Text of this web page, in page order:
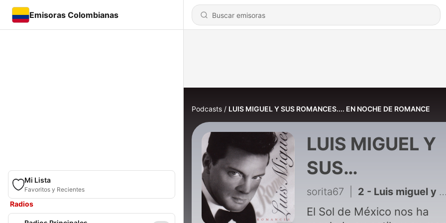
Emisoras Colombianas
Mi Lista
Favoritos y Recientes
Radios
Podcasts LUIS MIGUEL Y SUS ROMANCES.... EN NOCHE DE ROMANCE
LUIS MIGUEL Y
SUS
ROMANCES....
NOCHE DE
sorita67 2 - Luis miguel y sus romances en noche de romance
El Sol de México nos ha